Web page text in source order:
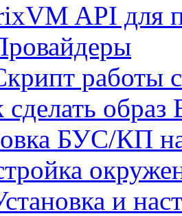
API для
работы
сделать
БУС/КП
и